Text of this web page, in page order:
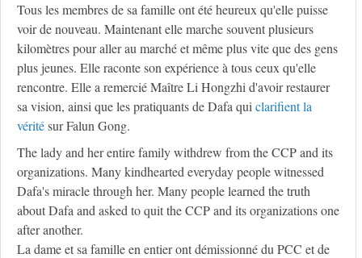
Tous les membres de sa famille ont été heureux qu'elle puisse
voir de nouveau. Maintenant elle marche souvent plusieurs
kilomètres pour aller au marché et même plus vite que des gens
plus jeunes. Elle raconte son expérience à tous ceux qu'elle
rencontre. Elle a remercié Maître Li Hongzhi d'avoir restaurer
sa vision, ainsi que les pratiquants de Dafa quiclarifient la
véritésur Falun Gong.
The lady and her entire family withdrew from the CCP and its
organizations. Many kindhearted everyday people witnessed
Dafa's miracle through her. Many people learned the truth
about Dafa and asked to quit the CCP and its organizations one
after another.
La dame et sa famille en entier ont démissionné du PCC et de